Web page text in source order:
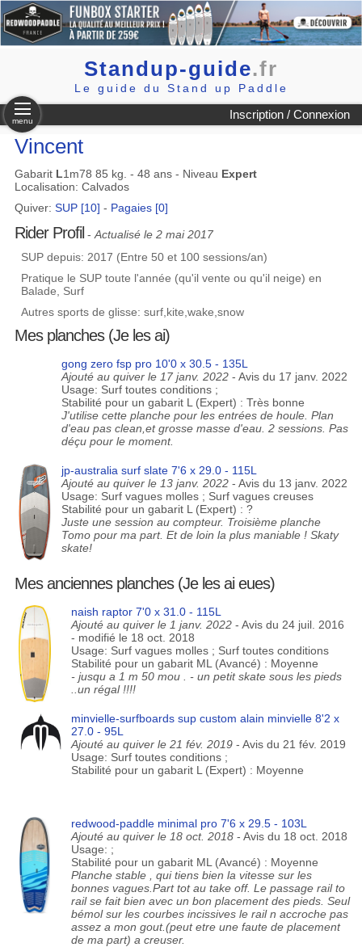
Standup-guide.fr
Le guide du Stand up Paddle
Inscription / Connexion
menu
Vincent
Gabarit L1m78 85 kg. - 48 ans - Niveau Expert
Localisation: Calvados
Quiver: SUP [10] - Pagaies [0]
Rider Profil - Actualisé le 2 mai 2017
SUP depuis: 2017 (Entre 50 et 100 sessions/an)
Pratique le SUP toute l'année (qu'il vente ou qu'il neige) en
Balade, Surf
Autres sports de glisse: surf,kite,wake,snow
Mes planches (Je les ai)
gong zero fsp pro 10'0 x 30.5 - 135L
Ajouté au quiver le 17 janv. 2022 - Avis du 17 janv. 2022
Usage: Surf toutes conditions ;
Stabilité pour un gabarit L (Expert) : Très bonne
J'utilise cette planche pour les entrées de houle. Plan
d'eau pas clean,et grosse masse d'eau. 2 sessions. Pas
déçu pour le moment.
jp-australia surf slate 7'6 x 29.0 - 115L
Ajouté au quiver le 13 janv. 2022 - Avis du 13 janv. 2022
Usage: Surf vagues molles ; Surf vagues creuses
Stabilité pour un gabarit L (Expert) : ?
Juste une session au compteur. Troisième planche
Tomo pour ma part. Et de loin la plus maniable ! Skaty
skate!
Mes anciennes planches (Je les ai eues)
naish raptor 7'0 x 31.0 - 115L
Ajouté au quiver le 1 janv. 2022 - Avis du 24 juil. 2016
- modifié le 18 oct. 2018
Usage: Surf vagues molles ; Surf toutes conditions
Stabilité pour un gabarit ML (Avancé) : Moyenne
- jusqu a 1 m 50 mou . - un petit skate sous les pieds
..un régal !!!!
minvielle-surfboards sup custom alain minvielle 8'2 x
27.0 - 95L
Ajouté au quiver le 21 fév. 2019 - Avis du 21 fév. 2019
Usage: Surf toutes conditions ;
Stabilité pour un gabarit L (Expert) : Moyenne
redwood-paddle minimal pro 7'6 x 29.5 - 103L
Ajouté au quiver le 18 oct. 2018 - Avis du 18 oct. 2018
Usage: ;
Stabilité pour un gabarit ML (Avancé) : Moyenne
Planche stable , qui tiens bien la vitesse sur les
bonnes vagues.Part tot au take off. Le passage rail to
rail se fait bien avec un bon placement des pieds. Seul
bémol sur les courbes incissives le rail n accroche pas
assez a mon gout.(peut etre une faute de placement
de ma part) a creuser.